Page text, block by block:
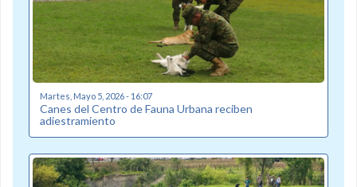
Martes, Mayo 5, 2026 - 16:07
Canes del Centro de Fauna Urbana reciben
adiestramiento